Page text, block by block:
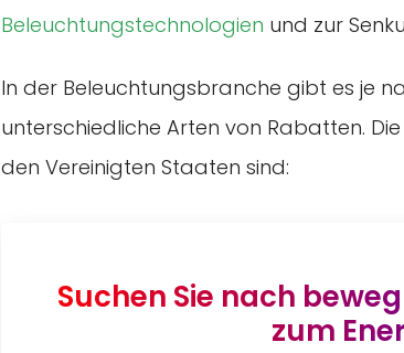
Beleuchtungstechnologien und zur
In der Beleuchtungsbranche gibt es je
unterschiedliche Arten von Rabatten.
den Vereinigten Staaten sind:
Suchen Sie nach
zum